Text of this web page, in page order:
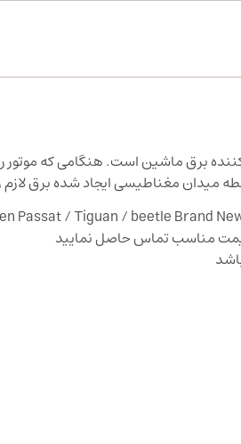
کننده برق ماشین است. هنگامی که
میدان مغناطیسی ایجاد شده برق لازم
مناسب تماس حاصل نمایید